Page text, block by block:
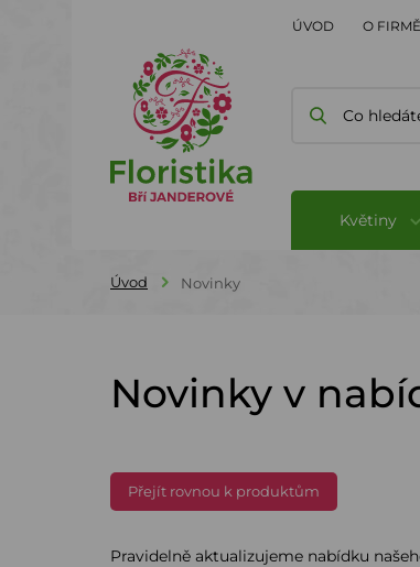
ÚVOD O FIRMĚ
Květiny
Úvod Novinky
Novinky v
Přejít rovnou k produktům
Pravidelně aktualizujeme nabídku